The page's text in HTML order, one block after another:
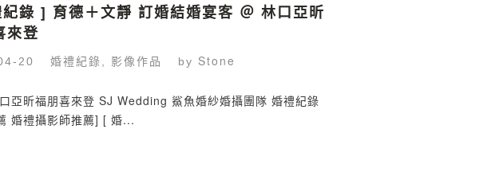
錄 ] 育德＋文靜 訂婚結婚宴客 ＠ 林口亞昕
來登
20 婚禮紀錄 影像作品 by Stone
亞昕福朋喜來登 SJ Wedding 鯊魚婚紗婚攝團隊 婚禮紀錄
婚禮攝影師推薦] [ 婚...